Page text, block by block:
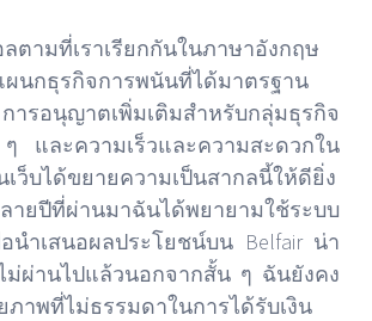
ตามที่เราเรียกกันในภาษาอังกฤษ
ผนกธุรกิจการพนันที่ได้มาตรฐาน
รอนุญาตเพิ่มเติมสำหรับกลุ่มธุรกิจ
และความเร็วและความสะดวกใน
เว็บได้ขยายความเป็นสากลนี้ให้ดียิ่ง
ยปีที่ผ่านมาฉันได้พยายามใช้ระบบ
อนำเสนอผลประโยชน์บน Belfair น่า
ม่ผ่านไปแล้วนอกจากสั้น ๆ ฉันยังคง
ภาพที่ไม่ธรรมดาในการได้รับเงิน